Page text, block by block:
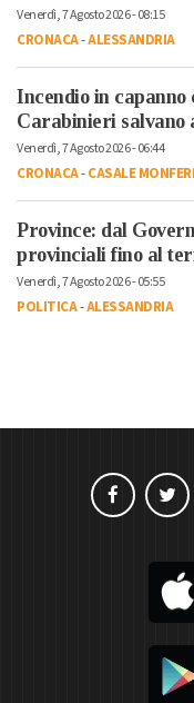
Venerdì, 7 Agosto 2026 - 08:15
CRONACA-ALESSANDRIA
Incendio in capanno
Carabinieri salvano
Venerdì, 7 Agosto 2026 - 06:44
CRONACA-CASALE
Province: dal
provinciali fino al
Venerdì, 7 Agosto 2026 - 05:55
POLITICA-ALESSANDRIA